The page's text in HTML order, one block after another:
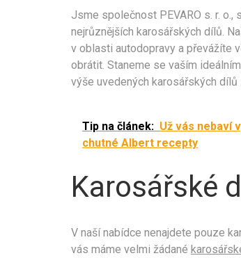
Jsme společnost PEVARO s. r.
nejrůznějších karosářských dílů.
v oblasti autodopravy a převážíte
obrátit. Staneme se vaším
výše uvedených karosářských
Tip na článek: Už vás nebaví
chutné Albert recepty
Karosářské
V naší nabídce nenajdete pouze
vás máme velmi žádané